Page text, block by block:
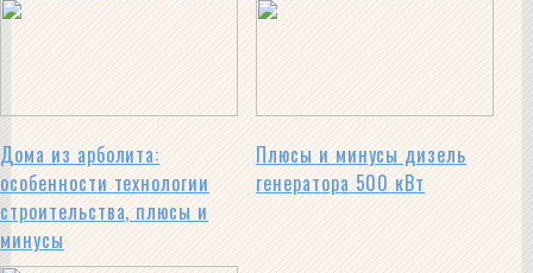
Дома из арболита:
особенности технологии
строительства, плюсы и
минусы
Плюсы и минусы дизель
генератора 500 кВт